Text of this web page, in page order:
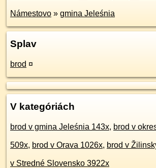
Námestovo » gmina Jeleśnia
Splav
brod ¤
V kategóriách
brod v gmina Jeleśnia 143x, brod v
509x, brod v Orava 1026x, brod v
v Stredné Slovensko 3922x